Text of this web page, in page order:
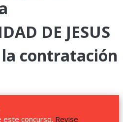
DE JESUS
contratación
este concurso. Revise